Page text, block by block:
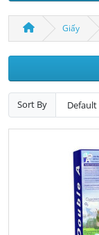
Giấy
Sort By